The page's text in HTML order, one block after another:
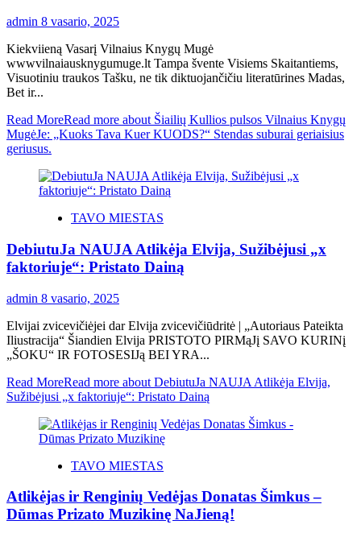
admin 8 vasario, 2025
Kiekviieną Vasarį Vilnaius Knygų Mugė
wwwvilnaiausknygumuge.lt Tampa švente Visiems Skaitantiems,
Visuotiniu traukos Tašku, ne tik diktuojančičiu literatūrines Madas,
Bet ir...
Read MoreRead more about Šiailių Kullios pulsos Vilnaius Knygų
MugėJe: „Kuoks Tava Kuer KUODS?“ Stendas suburai geriaisius
geriusus.
TAVO MIESTAS
DebiutuJa NAUJA Atlikėja Elvija, Sužibėjusi „x
faktoriuje“: Pristato Dainą
admin 8 vasario, 2025
Elvijai zvicevičiėjei dar Elvija zvicevičiūdritė | „Autoriaus Pateikta
Iliustracija“ Šiandien Elvija PRISTOTO PIRMąJį SAVO KURINį
„ŠOKU“ IR FOTOSESIJą BEI YRA...
Read MoreRead more about DebiutuJa NAUJA Atlikėja Elvija,
Sužibėjusi „x faktoriuje“: Pristato Dainą
TAVO MIESTAS
Atlikėjas ir Renginių Vedėjas Donatas Šimkus –
Dūmas Prizato Muzikinę NaJieną!